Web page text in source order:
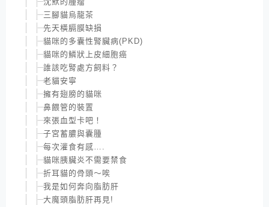
三腳貓烏龍茶
先天橫膈膜缺損
貓咪的多囊性腎臟病(PKD)
貓咪的鱗狀上皮細胞癌
誰該吃腎處方飼料？
老貓安寧
擁有翅膀的貓咪
鼻餵管的裝置
來張血型卡吧！
子宮蓄膿與囊腫
每次灌食有感….
貓咪胰臟炎不需要禁食
折耳貓的骨頭～唉
我是如何奔向脂肪肝
大魔頭脂肪肝再見!